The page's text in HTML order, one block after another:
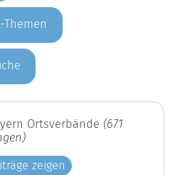
Themen
Ortsverbände (671
zeigen